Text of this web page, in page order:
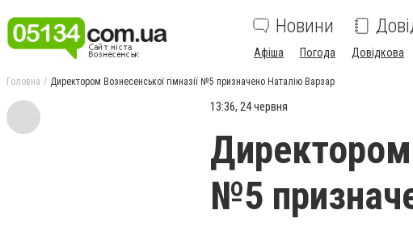
Новини
Афіша Погода Довідкова
Головна Директором Вознесенської гімназії №5 призначено Наталію Варзар
13:36, 24 червня
Директором
№5